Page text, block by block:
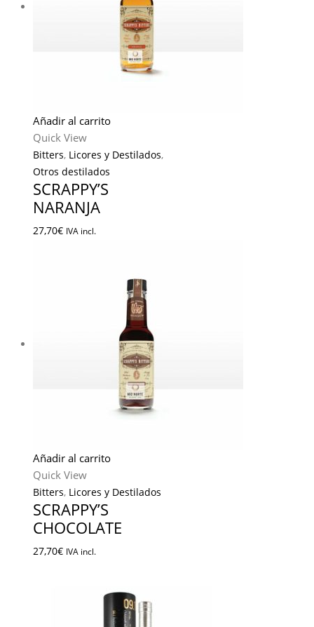
Añadir al carrito
Quick View
Bitters, Licores y Destilados,
Otros destilados
SCRAPPY’S
NARANJA
27,70€ IVA incl.
Añadir al carrito
Quick View
Bitters, Licores y Destilados
SCRAPPY’S
CHOCOLATE
27,70€ IVA incl.